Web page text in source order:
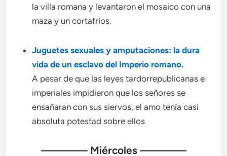
la villa romana y levantaron el mosaico con una
maza y un cortafríos.
Juguetes sexuales y amputaciones: la dura
vida de un esclavo del Imperio romano.
A pesar de que las leyes tardorrepublicanas e
imperiales impidieron que los señores se
ensañaran con sus siervos, el amo tenía casi
absoluta potestad sobre ellos
———— Miércoles ————